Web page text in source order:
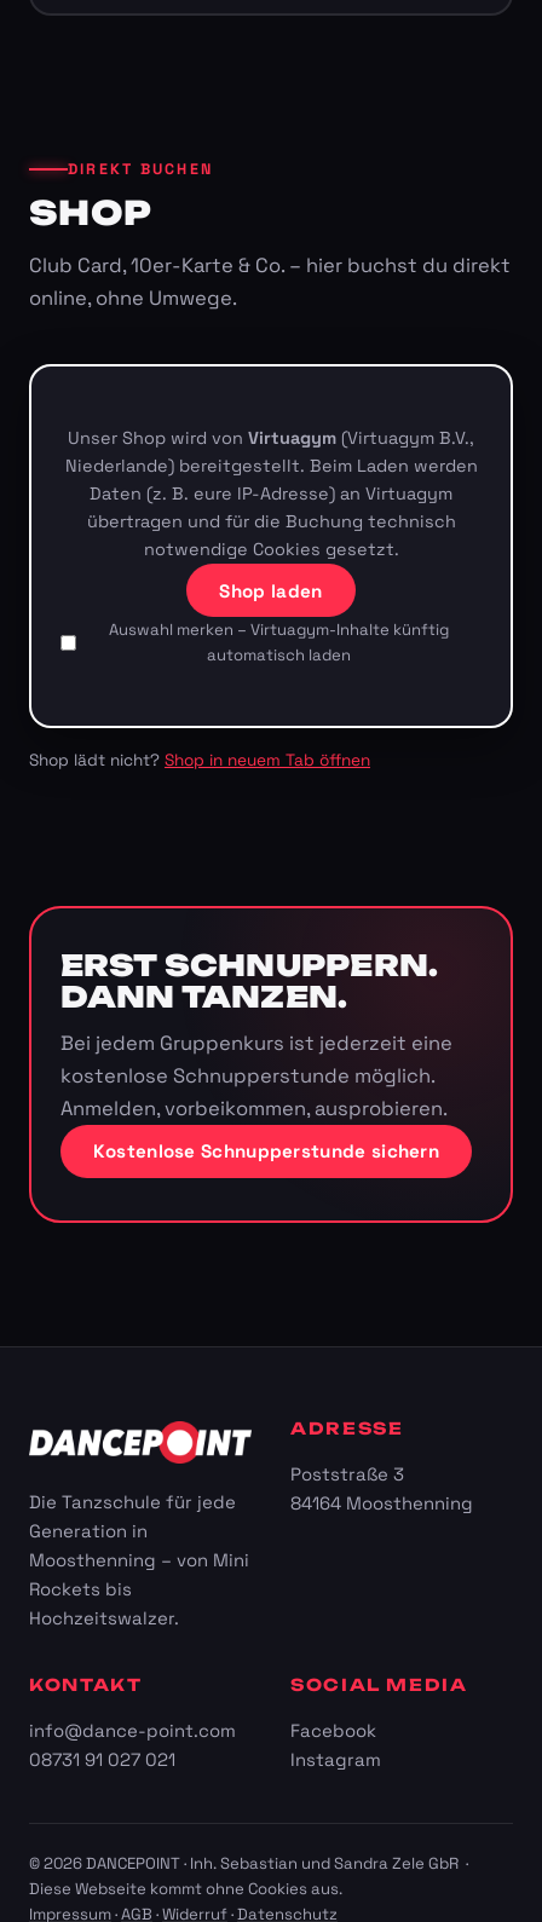
DIREKT BUCHEN
SHOP
Club Card, 10er-Karte & Co. – hier buchst du direkt
online, ohne Umwege.
Unser Shop wird von Virtuagym (Virtuagym B.V.,
Niederlande) bereitgestellt. Beim Laden werden
Daten (z. B. eure IP-Adresse) an Virtuagym
übertragen und für die Buchung technisch
notwendige Cookies gesetzt.
Shop laden
Auswahl merken – Virtuagym-Inhalte künftig
automatisch laden
Shop lädt nicht? Shop in neuem Tab öffnen
ERST SCHNUPPERN.
DANN TANZEN.
Bei jedem Gruppenkurs ist jederzeit eine
kostenlose Schnupperstunde möglich.
Anmelden, vorbeikommen, ausprobieren.
Kostenlose Schnupperstunde sichern
Die Tanzschule für jede
Generation in
Moosthenning – von Mini
Rockets bis
Hochzeitswalzer.
ADRESSE
Poststraße 3
84164 Moosthenning
KONTAKT
info@dance-point.com
08731 91 027 021
SOCIAL MEDIA
Facebook
Instagram
© 2026 DANCEPOINT · Inh. Sebastian und Sandra Zele GbR ·
Diese Webseite kommt ohne Cookies aus.
Impressum·AGB ·Widerruf·Datenschutz